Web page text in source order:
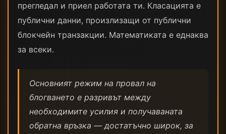
прегледал и приел работата ти. Класацията е
публични данни, произлизащи от публични
блокчейн транзакции. Математиката е еднаква
за всеки.
Основният режим на провал на
блогването е разривът между
необходимите усилия и получаваната
обратна връзка — достатъчно широк, за